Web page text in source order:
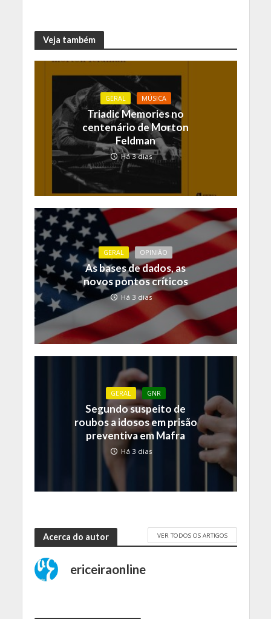
Veja também
GERAL MÚSICA
Triadic Memories no
centenário de Morton
Feldman
Há 3 dias
GERAL OPINIÃO
As bases de dados, as
novos pontos críticos
Há 3 dias
GERAL GNR
Segundo suspeito de
roubos a idosos em prisão
preventiva em Mafra
Há 3 dias
Acerca do autor VER TODOS OS ARTIGOS
ericeiraonline